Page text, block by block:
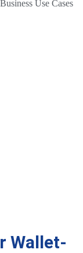
Use Cases
Wallet-